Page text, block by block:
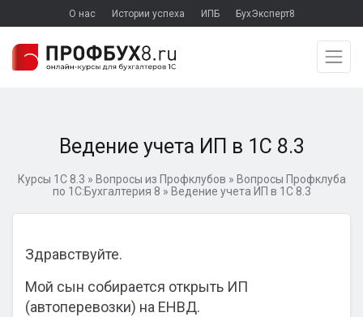
О нас Истории успеха ИПБ БухЭксперт8
Ведение учета ИП в 1С 8.3
Курсы 1С 8.3 » Вопросы из Профклубов » Вопросы Профклуба
по 1С:Бухгалтерия 8 » Ведение учета ИП в 1С 8.3
Здравствуйте.
Мой сын собирается открыть ИП
(автоперевозки) на ЕНВД.